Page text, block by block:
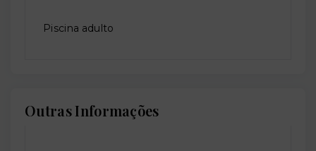
Piscina adulto
Outras Informações